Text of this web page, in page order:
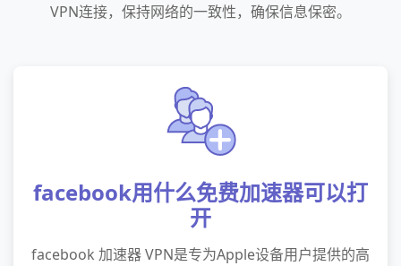
VPN连接，保持网络的一致性，确保信息保密。
facebook用什么免费加速器可以打
开
facebook 加速器 VPN是专为Apple设备用户提供的高